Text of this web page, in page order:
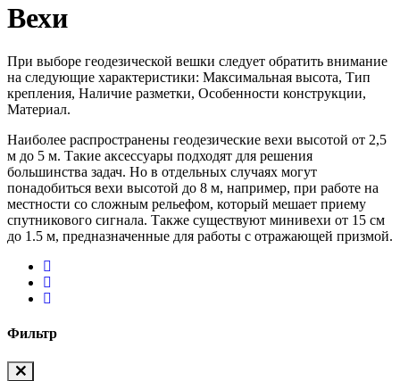
Вехи
При выборе геодезической вешки следует обратить внимание
на следующие характеристики: Максимальная высота, Тип
крепления, Наличие разметки, Особенности конструкции,
Материал.
Наиболее распространены геодезические вехи высотой от 2,5
м до 5 м. Такие аксессуары подходят для решения
большинства задач. Но в отдельных случаях могут
понадобиться вехи высотой до 8 м, например, при работе на
местности со сложным рельефом, который мешает приему
спутникового сигнала. Также существуют минивехи от 15 см
до 1.5 м, предназначенные для работы с отражающей призмой.
Фильтр